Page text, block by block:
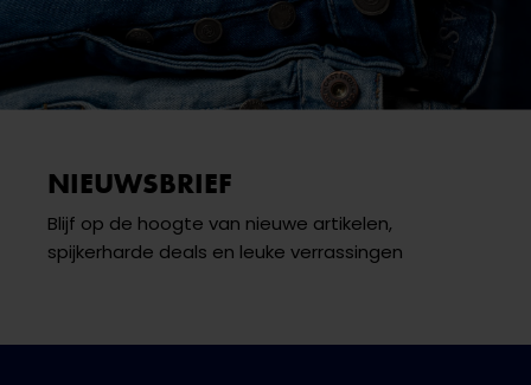
NIEUWSBRIEF
Blijf op de hoogte van nieuwe artikelen,
spijkerharde deals en leuke verrassingen